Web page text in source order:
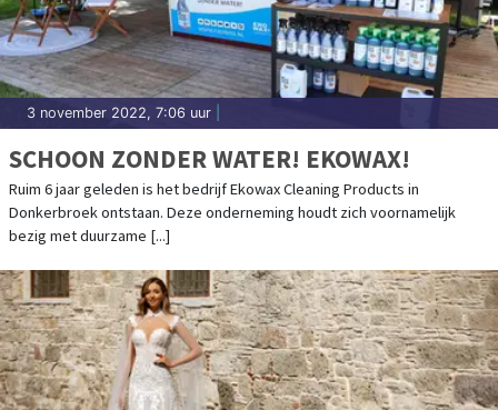
3 november 2022, 7:06 uur
SCHOON ZONDER WATER! EKOWAX!
Ruim 6 jaar geleden is het bedrijf Ekowax Cleaning Products in
Donkerbroek ontstaan. Deze onderneming houdt zich voornamelijk
bezig met duurzame [...]